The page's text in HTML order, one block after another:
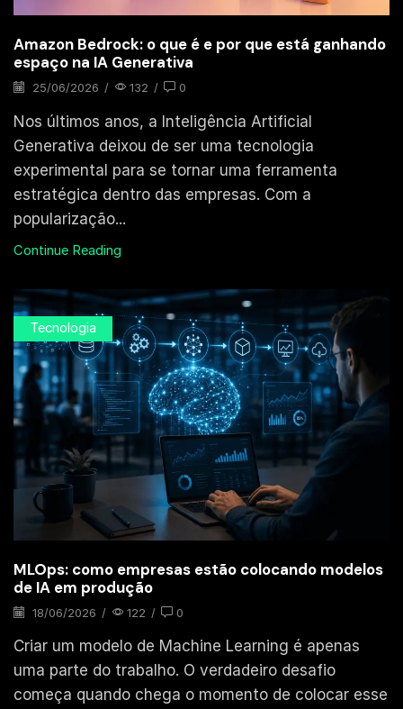
Amazon Bedrock: o que é e por que está ganhando
espaço na IA Generativa
25/06/2026 / 132 / 0
Nos últimos anos, a Inteligência Artificial
Generativa deixou de ser uma tecnologia
experimental para se tornar uma ferramenta
estratégica dentro das empresas. Com a
popularização...
Continue Reading
Tecnologia
MLOps: como empresas estão colocando modelos
de IA em produção
18/06/2026 / 122 / 0
Criar um modelo de Machine Learning é apenas
uma parte do trabalho. O verdadeiro desafio
começa quando chega o momento de colocar esse